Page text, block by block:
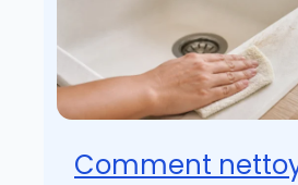
Comment